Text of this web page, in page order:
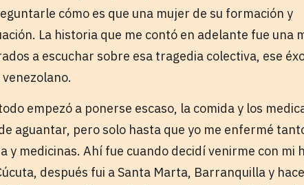
cómo es que una mujer de su formación y
La historia que me contó en adelante fue una
a escuchar sobre esa tragedia colectiva, ese
empezó a ponerse escaso, la comida y los
aguantar, pero solo hasta que yo me enfermé
y medicinas. Ahí fue cuando decidí venirme con mi
después fui a Santa Marta, Barranquilla y